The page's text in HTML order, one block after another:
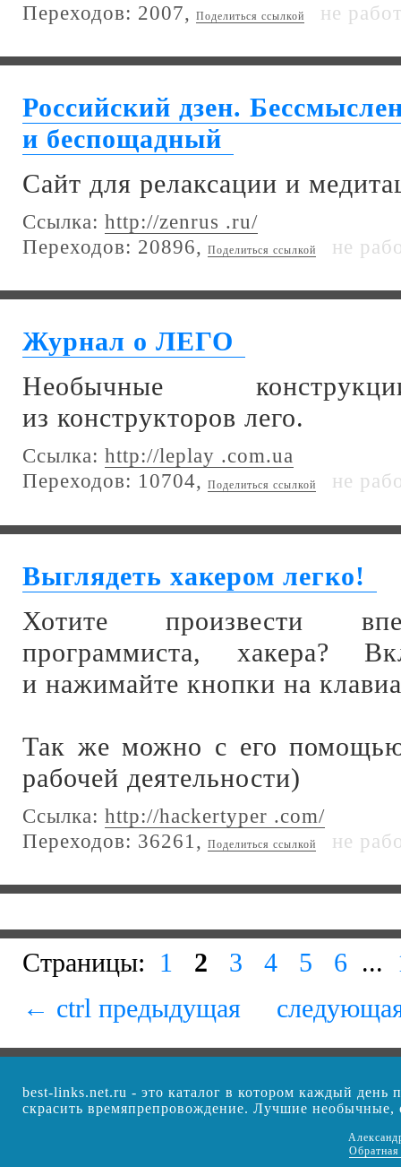
Переходов: 2007,
Поделиться ссылкой не
Российский дзен.
и беспощадный
Сайт для релаксации и
Ссылка: http://zenrus .ru/
Переходов: 20896, Поделиться ссылкой не
Журнал о ЛЕГО
Необычные
из конструкторов лего.
Ссылка: http://leplay .com.ua
Переходов: 10704, Поделиться ссылкой не
Выглядеть хакером легко!
Хотите произвести
программиста, хакера?
и нажимайте кнопки на
Так же можно с его помощью
рабочей деятельности)
Ссылка: http://hackertyper .com/
Переходов: 36261,
Поделиться ссылкой не
Страницы: 1 2 3 4 5 6 ...
← ctrl предыдущая
best-links.net.ru - это каталог в котором каждый день
скрасить времяпрепровождение. Лучшие
Обратная